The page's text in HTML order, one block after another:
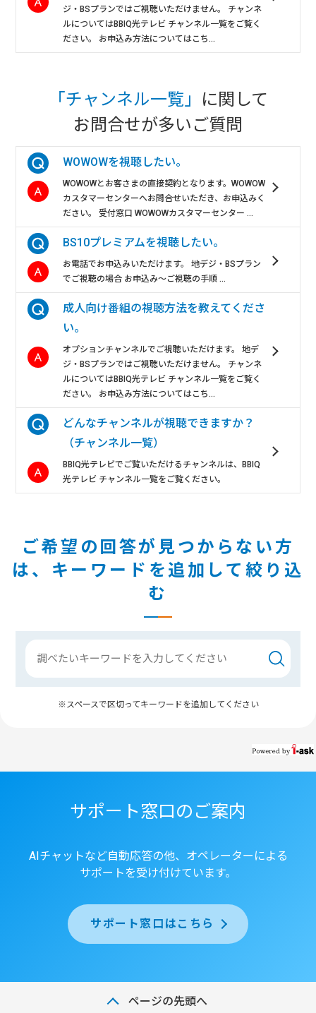
ジ・BSプランではご視聴いただけません。 チャンネ
ルについてはBBIQ光テレビ チャンネル一覧をご覧く
ださい。 お申込み方法についてはこち...
「チャンネル一覧」
に関して
お問合せが多いご質問
WOWOWを視聴したい。
WOWOWとお客さまの直接契約となります。WOWOW
カスタマーセンターへお問合せいただき、お申込みく
ださい。 受付窓口 WOWOWカスタマーセンター ...
BS10プレミアムを視聴したい。
お電話でお申込みいただけます。 地デジ・BSプラン
でご視聴の場合 お申込み～ご視聴の手順 ...
成人向け番組の視聴方法を教えてくださ
い。
オプションチャンネルでご視聴いただけます。 地デ
ジ・BSプランではご視聴いただけません。 チャンネ
ルについてはBBIQ光テレビ チャンネル一覧をご覧く
ださい。 お申込み方法についてはこち...
どんなチャンネルが視聴できますか？
（チャンネル一覧）
BBIQ光テレビでご覧いただけるチャンネルは、BBIQ
光テレビ チャンネル一覧をご覧ください。
ご希望の回答が見つからない方
は、 キーワードを追加して絞り込
む
※スペースで区切ってキーワードを追加してください
サポート窓口のご案内
AIチャットなど自動応答の他、オペレーターによる
サポートを受け付けています。
サポート窓口はこちら
ページの先頭へ